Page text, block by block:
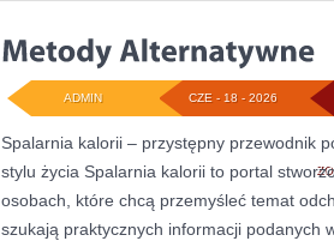
CZE - 18 - 2026
ADMIN
Spalarnia kalorii – przystępny przewodnik
stylu życia Spalarnia kalorii to portal
osobach, które chcą przemyśleć temat
szukają praktycznych informacji podanych